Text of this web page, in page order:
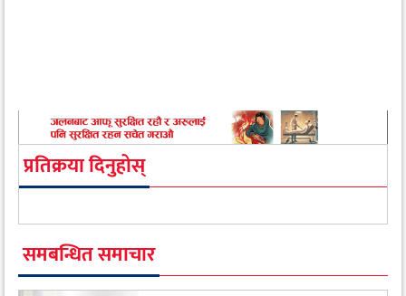
प्रतिक्रया दिनुहोस्
समबन्धित समाचार